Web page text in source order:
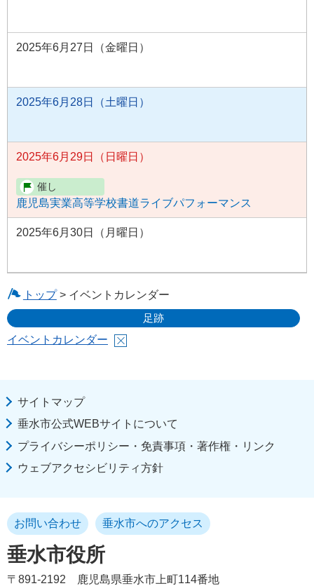
2025年6月27日（金曜日）
2025年6月28日（土曜日）
2025年6月29日（日曜日）
鹿児島実業高等学校書道ライブパフォーマンス
2025年6月30日（月曜日）
トップ> イベントカレンダー
足跡
イベントカレンダー
サイトマップ
垂水市公式WEBサイトについて
プライバシーポリシー・免責事項・著作権・リンク
ウェブアクセシビリティ方針
垂水市役所
お問い合わせ 垂水市へのアクセス
〒891-2192 鹿児島県垂水市上町114番地